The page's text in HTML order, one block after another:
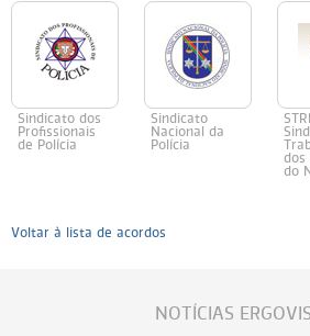
Sindicato dos
Profissionais
de Polícia
Sindicato
Nacional da
Polícia
dos
do
Voltar à lista de acordos
NOTÍCIAS